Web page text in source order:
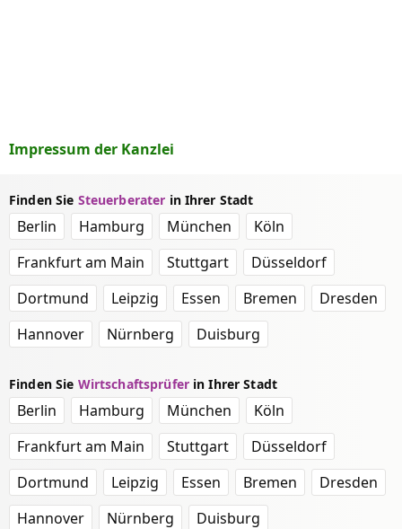
Impressum der Kanzlei
Finden Sie Steuerberater in Ihrer Stadt
Berlin Hamburg München
Köln
Frankfurt am Main
Stuttgart
Düsseldorf
Dortmund
Leipzig Essen Bremen
Dresden
Hannover
Nürnberg Duisburg
Finden Sie Wirtschaftsprüferin Ihrer Stadt
Berlin Hamburg München
Köln
Frankfurt am Main
Stuttgart
Düsseldorf
Dortmund
Leipzig Essen Bremen
Dresden
Hannover
Nürnberg Duisburg